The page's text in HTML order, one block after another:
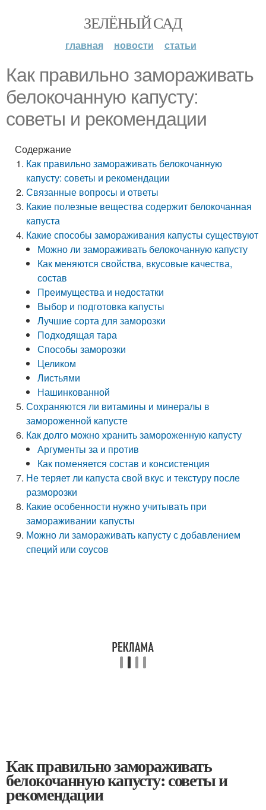
ЗЕЛЁНЫЙ САД
главная новости статьи
Как правильно замораживать
белокочанную капусту:
советы и рекомендации
Содержание
Как правильно замораживать белокочанную
капусту: советы и рекомендации
Связанные вопросы и ответы
Какие полезные вещества содержит белокочанная
капуста
Какие способы замораживания капусты существуют
Можно ли замораживать белокочанную капусту
Как меняются свойства, вкусовые качества,
состав
Преимущества и недостатки
Выбор и подготовка капусты
Лучшие сорта для заморозки
Подходящая тара
Способы заморозки
Целиком
Листьями
Нашинкованной
Сохраняются ли витамины и минералы в
замороженной капусте
Как долго можно хранить замороженную капусту
Аргументы за и против
Как поменяется состав и консистенция
Не теряет ли капуста свой вкус и текстуру после
разморозки
Какие особенности нужно учитывать при
замораживании капусты
Можно ли замораживать капусту с добавлением
специй или соусов
Как правильно замораживать
белокочанную капусту: советы и
рекомендации